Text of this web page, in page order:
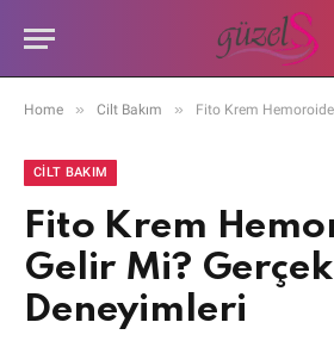
Home » Cilt Bakım » Fito Krem Hemoroide İyi
CILT BAKIM
Fito Krem
Gelir Mi? Gerçek
Deneyimleri